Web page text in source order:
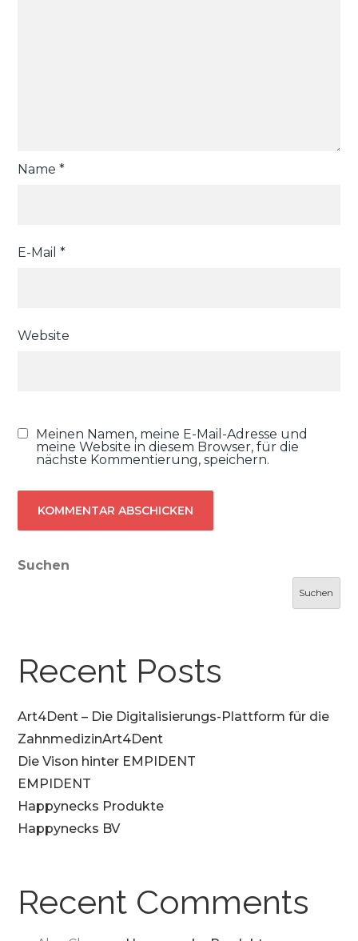
Name*
E-Mail*
Website
Meinen Namen, meine E-Mail-Adresse und
meine Website in diesem Browser, für die
nächste Kommentierung, speichern.
Suchen
Suchen
Recent Posts
Art4Dent – Die Digitalisierungs-Plattform für die
ZahnmedizinArt4Dent
Die Vison hinter EMPIDENT
EMPIDENT
Happynecks Produkte
Happynecks BV
Recent Comments